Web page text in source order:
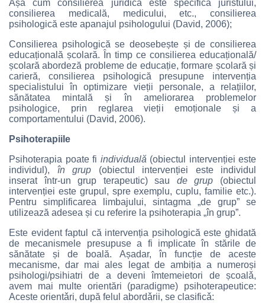
Așa cum consilierea juridică este specifică juristului,
consilierea medicală, medicului, etc., consilierea
psihologică este apanajul psihologului (David, 2006);
Consilierea psihologică se deosebește și de consilierea
educațională școlară. În timp ce consilierea educațională/
școlară abordeză probleme de educație, formare școlară și
carieră, consilierea psihologică presupune intervenția
specialistului în optimizare vieții personale, a relațiilor,
sănătatea mintală și în ameliorarea problemelor
psihologice, prin reglarea vieții emoționale și a
comportamentului (David, 2006).
Psihoterapiile
Psihoterapia poate fi individuală (obiectul intervenției este
individul), în grup (obiectul intervenției este individul
inserat într-un grup terapeutic) sau de grup (obiectul
intervenției este grupul, spre exemplu, cuplu, familie etc.).
Pentru simplificarea limbajului, sintagma „de grup” se
utilizează adesea și cu referire la psihoterapia „în grup”.
Este evident faptul că intervenția psihologică este ghidată
de mecanismele presupuse a fi implicate în stările de
sănătate și de boală. Așadar, în funcție de aceste
mecanisme, dar mai ales legat de ambiția a numeroși
psihologi/psihiatri de a deveni îmtemeietori de școalǎ,
avem mai multe orientări (paradigme) psihoterapeutice:
Aceste orientǎri, după felul abordǎrii, se clasificǎ: